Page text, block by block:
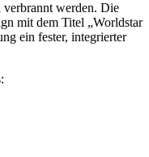
verbrannt werden. Die
mit dem Titel „Worldstar
ein fester, integrierter